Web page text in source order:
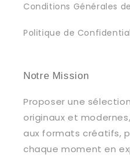
Conditions Générales
Politique de
Notre Mission
Proposer une
originaux et
aux formats créatifs,
chaque moment en